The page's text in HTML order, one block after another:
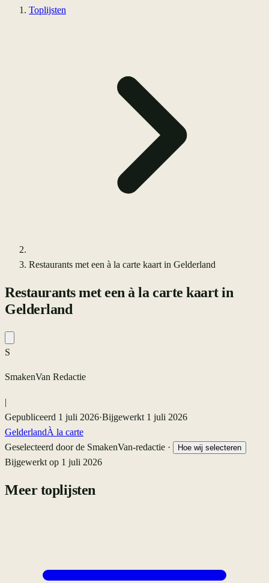
Toplijsten
Restaurants met een à la carte kaart in Gelderland
Restaurants met een à la carte kaart in
Gelderland
S
SmakenVan Redactie
|
Gepubliceerd 1 juli 2026·Bijgewerkt 1 juli 2026
GelderlandÀ la carte
Geselecteerd door de SmakenVan-redactie ·
Hoe wij selecteren
Bijgewerkt op 1 juli 2026
Meer toplijsten